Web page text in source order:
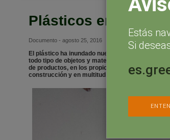
Plásticos en el
Documento - agosto 25, 2016
El plástico ha inundado nuestra vida diaria. En
todo tipo de objetos y materiales por sus
de productos, en los propios ingredientes de
construcción y en multitud de utensilios y
Estás
Si